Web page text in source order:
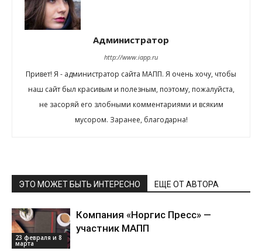
Администратор
http://www.iapp.ru
Привет! Я - администратор сайта МАПП. Я очень хочу, чтобы
наш сайт был красивым и полезным, поэтому, пожалуйста,
не засоряй его злобными комментариями и всяким
мусором. Заранее, благодарна!
ЭТО МОЖЕТ БЫТЬ ИНТЕРЕСНО ЕЩЕ ОТ АВТОРА
23 февраля и 8
марта
Компания «Норгис Пресс» —
участник МАПП